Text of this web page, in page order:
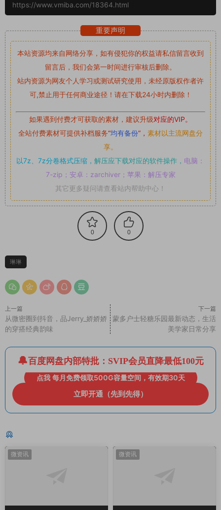
https://www.vmiba.com/18364.html
重要声明
本站资源均来自网络分享，如有侵犯你的权益请私信留言收到
留言后，我们会第一时间进行审核后删除。
站内资源为网友个人学习或测试研究使用，未经原版权作者许
可,禁止用于任何商业途径！请在下载24小时内删除！
如果遇到付费才可获取的素材，建议升级对应的VIP。
全站付费素材可提供补档服务“均有备份”， 素材以主流网盘分
享。
以7z、7z分卷格式压缩， 解压应下载对应的软件操作， 电脑：
7-zip；安卓：zarchiver；苹果：解压专家
其它更多疑问请查看站内帮助中心！
0 0
琳琳
上一篇
从微密圈到抖音，品Jerry_娇娇娇
的穿搭经典韵味
下一篇
蒙多户士轻糖乐园最新动态，生活
美学家日常分享
百度网盘内部特批：SVIP会员直降最低100元
点我 每月免费领取500G容量空间，有效期30天
立即开通（先到先得）
微资讯 微资讯